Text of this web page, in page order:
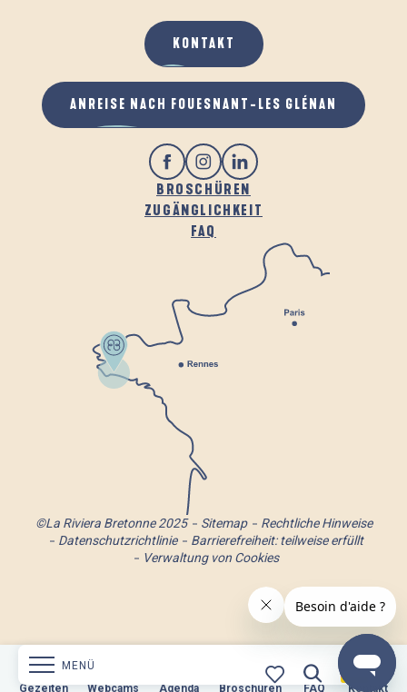
Gezeiten Webcams
Webcams Agenda
Agenda Broschüren
Broschüren FAQ
FAQ Kontakt
Kontakt
MENÜ
BROSCHÜREN
ZUGÄNGLICHKEIT
FAQ
KONTAKT
ANREISE NACH FOUESNANT-LES GLÉNAN
©La Riviera Bretonne 2025 Sitemap
Rechtliche Hinweise
Datenschutzrichtlinie
Barrierefreiheit: teilweise erfüllt
Verwaltung von Cookies